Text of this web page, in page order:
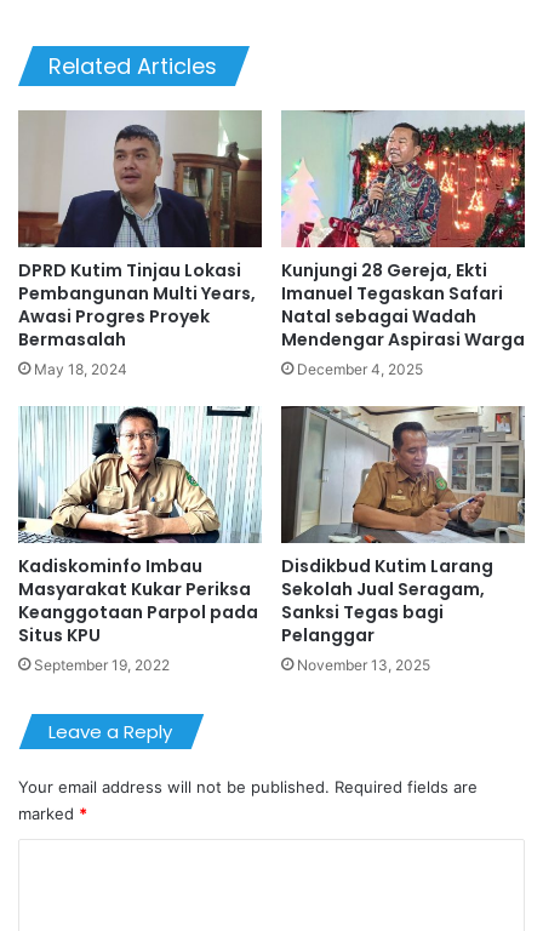
Related Articles
DPRD Kutim Tinjau Lokasi
Pembangunan Multi Years,
Awasi Progres Proyek
Bermasalah
May 18, 2024
Kunjungi 28 Gereja, Ekti
Imanuel Tegaskan Safari
Natal sebagai Wadah
Mendengar Aspirasi Warga
December 4, 2025
Kadiskominfo Imbau
Masyarakat Kukar Periksa
Keanggotaan Parpol pada
Situs KPU
September 19, 2022
Disdikbud Kutim Larang
Sekolah Jual Seragam,
Sanksi Tegas bagi
Pelanggar
November 13, 2025
Leave a Reply
Your email address will not be published. Required fields are
marked *